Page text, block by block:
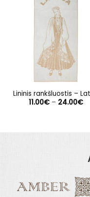
Lininis rankšluostis –
11.00€ – 24.00€